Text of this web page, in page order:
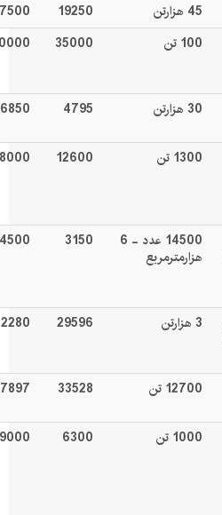
45 هزارتن 19250
100 تن 35000
30 هزارتن 4795
6850
1300 تن 12600
14500 عدد - 6
هزارمترمربع
3150
4500
3 هزارتن 29596
12700 تن 33528
1000 تن 6300
9000